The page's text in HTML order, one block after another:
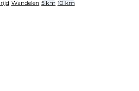
Wandelen 5 km 10 km